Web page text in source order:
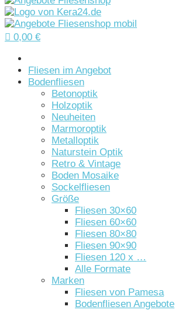
 0,00 €
Fliesen im Angebot
Bodenfliesen
Betonoptik
Holzoptik
Neuheiten
Marmoroptik
Metalloptik
Naturstein Optik
Retro & Vintage
Boden Mosaike
Sockelfliesen
Größe
Fliesen 30×60
Fliesen 60×60
Fliesen 80×80
Fliesen 90×90
Fliesen 120 x …
Alle Formate
Marken
Fliesen von Pamesa
Bodenfliesen Angebote